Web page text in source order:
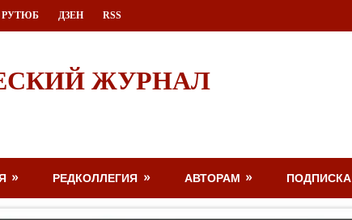
РУТЮБ ДЗЕН RSS
ЖУРНАЛ
РЕДКОЛЛЕГИЯ АВТОРАМ ПОДПИСКА